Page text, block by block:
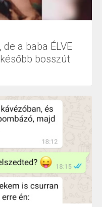
a baba ÉLVE
bosszút